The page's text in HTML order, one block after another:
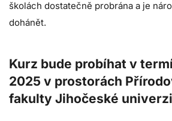
školách dostatečně probrána a je
dohánět.
Kurz bude probíhat v
2025 v prostorách
fakulty Jihočeské